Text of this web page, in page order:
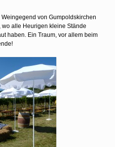
von Gumpoldskirchen
alle Heurigen kleine Stände
haben. Ein Traum, vor allem beim